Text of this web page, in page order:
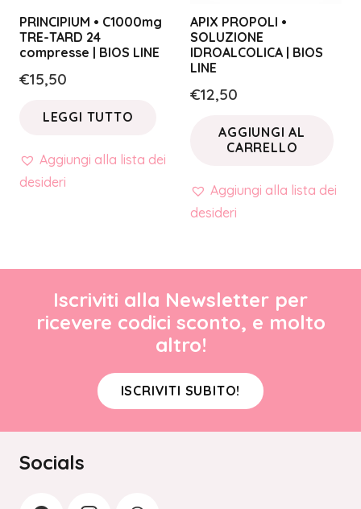
PRINCIPIUM • C1000mg
TRE-TARD 24
compresse | BIOS LINE
€15,50
LEGGI TUTTO
Aggiungi alla lista dei
desideri
APIX PROPOLI •
SOLUZIONE
IDROALCOLICA | BIOS
LINE
€12,50
AGGIUNGI AL
CARRELLO
Aggiungi alla lista dei
desideri
Iscriviti alla Newsletter per
ricevere codici sconto, e molto
altro!
ISCRIVITI SUBITO!
Socials